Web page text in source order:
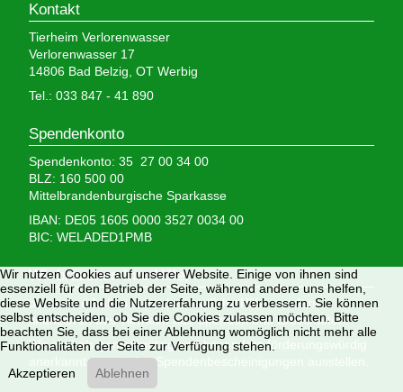
Kontakt
Tierheim Verlorenwasser
Verlorenwasser 17
14806 Bad Belzig, OT Werbig
Tel.: 033 847 - 41 890
Spendenkonto
Spendenkonto: 35 27 00 34 00
BLZ: 160 500 00
Mittelbrandenburgische Sparkasse
IBAN: DE05 1605 0000 3527 0034 00
BIC: WELADED1PMB
Wir brauchen Ihre Hilfe,
denn wir erhalten keinerlei staatliche Hilfe, sondern
finanzieren das Tierheim aus Spenden und Erbschaften.
Wir sind als gemeinnützig und besonders förderungswürdig
anerkannt und dürfen Spendenbescheinigungen ausstellen.
Wir nutzen Cookies auf unserer Website. Einige von ihnen sind
essenziell für den Betrieb der Seite, während andere uns helfen,
diese Website und die Nutzererfahrung zu verbessern. Sie können
selbst entscheiden, ob Sie die Cookies zulassen möchten. Bitte
beachten Sie, dass bei einer Ablehnung womöglich nicht mehr alle
Funktionalitäten der Seite zur Verfügung stehen.
Akzeptieren
Ablehnen